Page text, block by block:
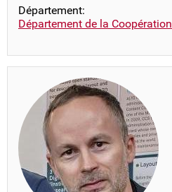
Département:
Département de la Coopération